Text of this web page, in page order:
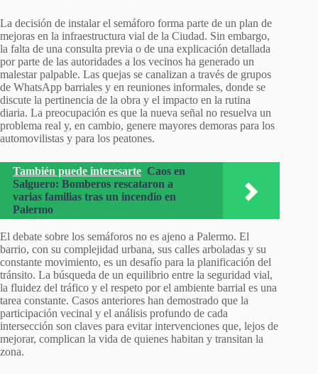
La decisión de instalar el semáforo forma parte de un plan de
mejoras en la infraestructura vial de la Ciudad. Sin embargo,
la falta de una consulta previa o de una explicación detallada
por parte de las autoridades a los vecinos ha generado un
malestar palpable. Las quejas se canalizan a través de grupos
de WhatsApp barriales y en reuniones informales, donde se
discute la pertinencia de la obra y el impacto en la rutina
diaria. La preocupación es que la nueva señal no resuelva un
problema real y, en cambio, genere mayores demoras para los
automovilistas y para los peatones.
También puede interesarte Caos en
Salguero: Bomberos rescataron a
varias familias tras un incendio en
Palermo
El debate sobre los semáforos no es ajeno a Palermo. El
barrio, con su complejidad urbana, sus calles arboladas y su
constante movimiento, es un desafío para la planificación del
tránsito. La búsqueda de un equilibrio entre la seguridad vial,
la fluidez del tráfico y el respeto por el ambiente barrial es una
tarea constante. Casos anteriores han demostrado que la
participación vecinal y el análisis profundo de cada
intersección son claves para evitar intervenciones que, lejos de
mejorar, complican la vida de quienes habitan y transitan la
zona.